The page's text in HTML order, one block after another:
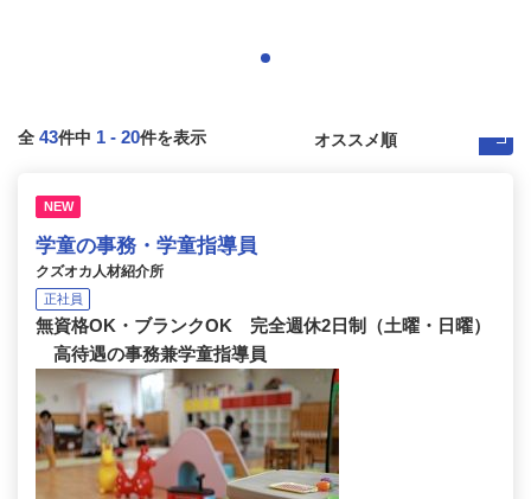
全 43件中 1 - 20件を表示
NEW
学童の事務・学童指導員
クズオカ人材紹介所
正社員
無資格OK・ブランクOK 完全週休2日制（土曜・日曜）
高待遇の事務兼学童指導員